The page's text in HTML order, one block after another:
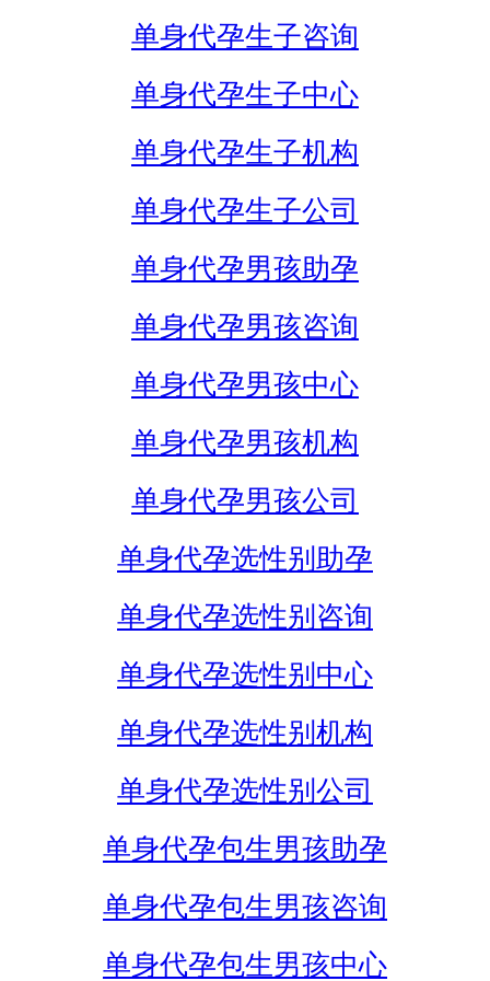
单身代孕生子咨询
单身代孕生子中心
单身代孕生子机构
单身代孕生子公司
单身代孕男孩助孕
单身代孕男孩咨询
单身代孕男孩中心
单身代孕男孩机构
单身代孕男孩公司
单身代孕选性别助孕
单身代孕选性别咨询
单身代孕选性别中心
单身代孕选性别机构
单身代孕选性别公司
单身代孕包生男孩助孕
单身代孕包生男孩咨询
单身代孕包生男孩中心